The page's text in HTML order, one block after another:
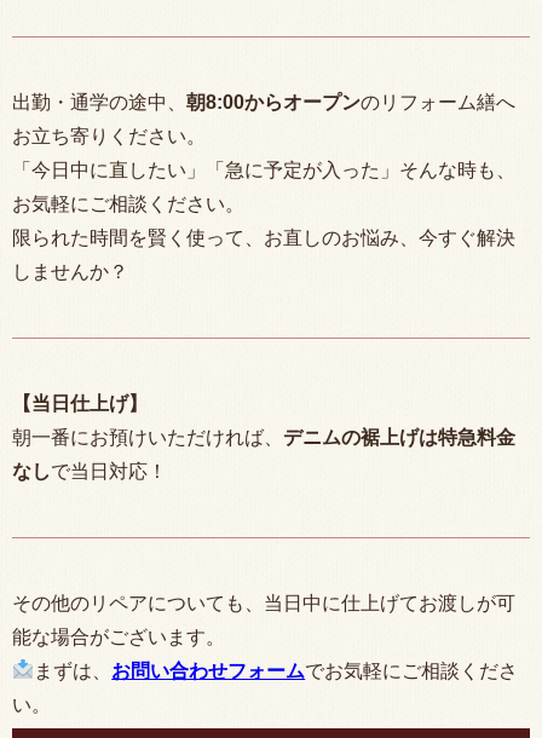
出勤・通学の途中、 朝8:00からオープンのリフォーム繕へ
お立ち寄りください。
「今日中に直したい」「急に予定が入った」そんな時も、
お気軽にご相談ください。
限られた時間を賢く使って、お直しのお悩み、今すぐ解決
しませんか？
【当日仕上げ】
朝一番にお預けいただければ、 デニムの裾上げは特急料金
なしで当日対応！
その他のリペアについても、当日中に仕上げてお渡しが可
能な場合がございます。
まずは、 お問い合わせフォームでお気軽にご相談くださ
い。